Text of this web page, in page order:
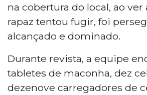
na cobertura do local, ao ver
rapaz tentou fugir, foi
alcançado e dominado.
Durante revista, a equipe
tabletes de maconha, dez
dezenove carregadores de